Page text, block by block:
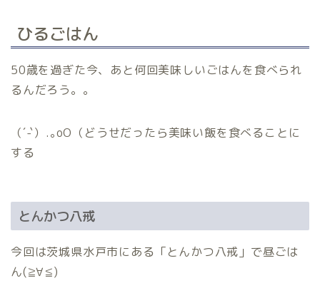
ひるごはん
50歳を過ぎた今、あと何回美味しいごはんを食べられ
るんだろう。。
（´-`）.｡oO（どうせだったら美味い飯を食べることに
する
とんかつ八戒
今回は茨城県水戸市にある「とんかつ八戒」で昼ごは
ん(≧∀≦)